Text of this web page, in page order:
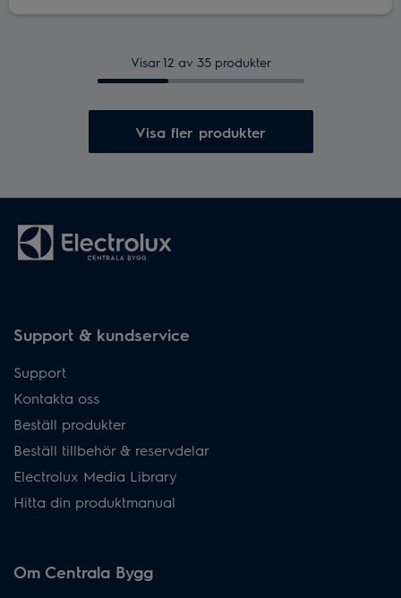
Visar 12 av 35 produkter
Visa fler produkter
Support & kundservice
Support
Kontakta oss
Beställ produkter
Beställ tillbehör & reservdelar
Electrolux Media Library
Hitta din produktmanual
Om Centrala Bygg